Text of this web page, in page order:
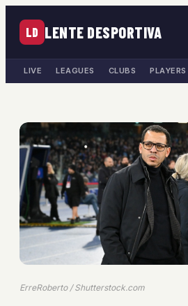
LD LENTE DESPORTIVA
LIVE LEAGUES CLUBS PLAYERS
ErreRoberto / Shutterstock.com